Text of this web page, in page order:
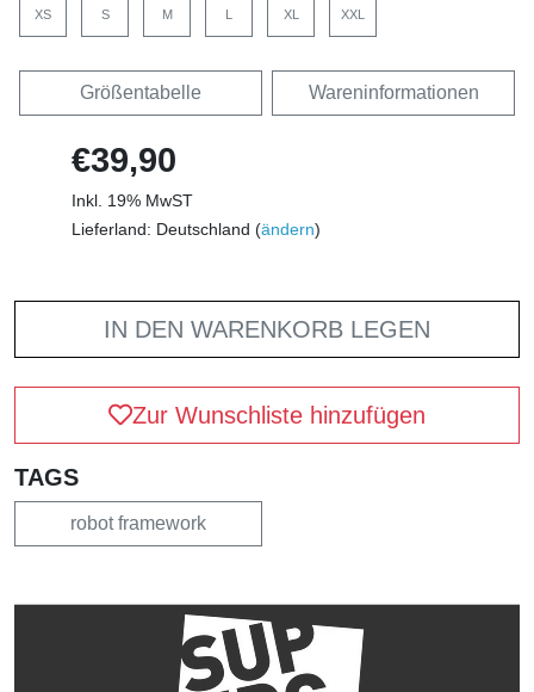
XS S M L XL XXL
Größentabelle Wareninformationen
€39,90
Inkl. 19% MwST
Lieferland: Deutschland (ändern)
IN DEN WARENKORB LEGEN
Zur Wunschliste hinzufügen
TAGS
robot framework